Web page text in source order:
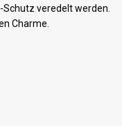
veredelt werden.
Charme.